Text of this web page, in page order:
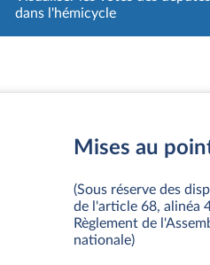
dans l'hémicycle
Mises au
(Sous réserve des
de l'article 68, alinéa
Règlement de
nationale)